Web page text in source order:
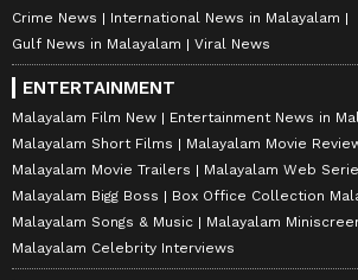
Crime News
International News in Malayalam
Gulf News in Malayalam
Viral News
ENTERTAINMENT
Malayalam Film New
Entertainment News in
Malayalam Short Films
Malayalam Movie
Malayalam Movie Trailers
Malayalam Web
Malayalam Bigg Boss
Box Office Collection
Malayalam Songs & Music
Malayalam
Malayalam Celebrity Interviews